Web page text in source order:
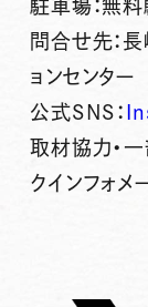
駐車場：無料
問合せ先：
ョンセンタ
公式SNS：
取材協力・
クインフォ